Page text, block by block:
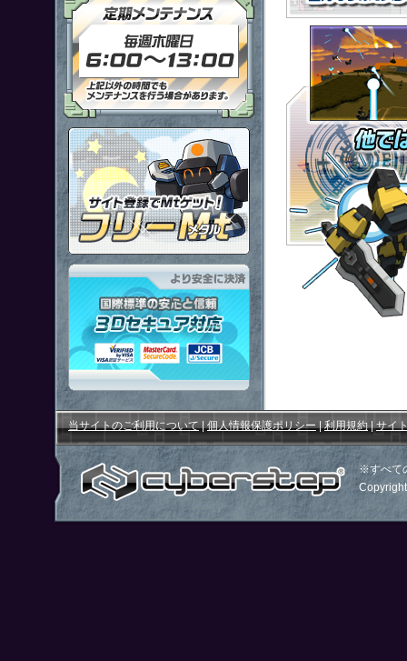
ポイント感覚で有料通貨をゲッ
「鋼鉄戦記Ｃ２１」はより安
当サイトのご利用について| 個人情報保護ポリシー| 利用規約| サイ
※すべて